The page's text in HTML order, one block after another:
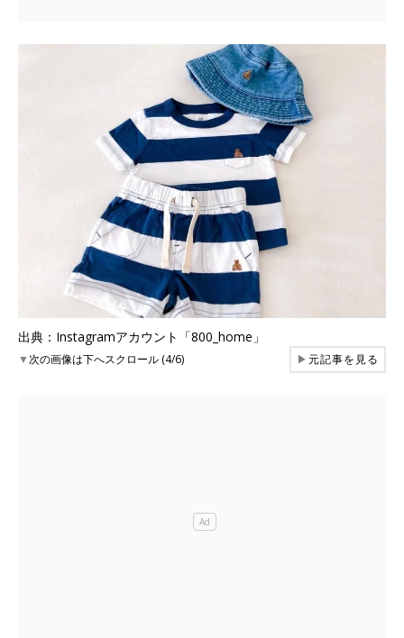
出典：Instagramアカウント「800_home」
▼次の画像は下へスクロール (4/6) ▶元記事を見る